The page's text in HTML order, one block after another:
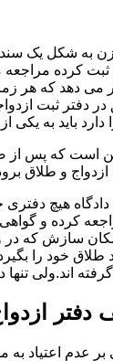
به شکل یک سند
ثبت کرده
می دهد که هر
در دفتر ثبت
باید به یکی
که پس از
و طلاق
هیچ دفتری
کرده و
سازش که در
طلاق خود را
اند.ولی
دفتر